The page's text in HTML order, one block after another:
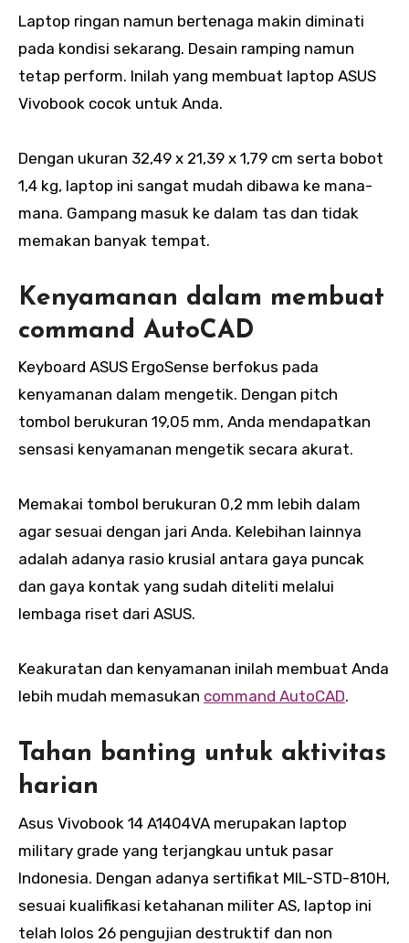
Laptop ringan namun bertenaga makin diminati
pada kondisi sekarang. Desain ramping namun
tetap perform. Inilah yang membuat laptop ASUS
Vivobook cocok untuk Anda.
Dengan ukuran 32,49 x 21,39 x 1,79 cm serta bobot
1,4 kg, laptop ini sangat mudah dibawa ke mana-
mana. Gampang masuk ke dalam tas dan tidak
memakan banyak tempat.
Kenyamanan dalam membuat
command AutoCAD
Keyboard ASUS ErgoSense berfokus pada
kenyamanan dalam mengetik. Dengan pitch
tombol berukuran 19,05 mm, Anda mendapatkan
sensasi kenyamanan mengetik secara akurat.
Memakai tombol berukuran 0,2 mm lebih dalam
agar sesuai dengan jari Anda. Kelebihan lainnya
adalah adanya rasio krusial antara gaya puncak
dan gaya kontak yang sudah diteliti melalui
lembaga riset dari ASUS.
Keakuratan dan kenyamanan inilah membuat Anda
lebih mudah memasukan command AutoCAD.
Tahan banting untuk aktivitas
harian
Asus Vivobook 14 A1404VA merupakan laptop
military grade yang terjangkau untuk pasar
Indonesia. Dengan adanya sertifikat MIL-STD-810H,
sesuai kualifikasi ketahanan militer AS, laptop ini
telah lolos 26 pengujian destruktif dan non